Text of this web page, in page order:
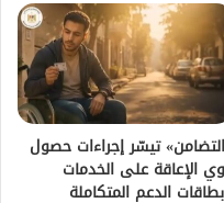
تيسّر إجراءات حصول
الإعاقة على الخدمات
الدعم المتكاملة